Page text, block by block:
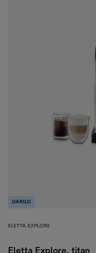
DARILO
ELETTA EXPLORE